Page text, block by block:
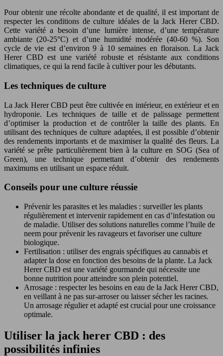
Pour obtenir une récolte abondante et de qualité, il est important de
respecter les conditions de culture idéales de la Jack Herer CBD.
Cette variété a besoin d’une lumière intense, d’une température
ambiante (20-25°C) et d’une humidité modérée (40-60 %). Son
cycle de vie est d’environ 9 à 10 semaines en floraison. La Jack
Herer CBD est une variété robuste et résistante aux conditions
climatiques, ce qui la rend facile à cultiver pour les débutants.
Les techniques de culture
La Jack Herer CBD peut être cultivée en intérieur, en extérieur et en
hydroponie. Les techniques de taille et de palissage permettent
d’optimiser la production et de contrôler la taille des plants. En
utilisant des techniques de culture adaptées, il est possible d’obtenir
des rendements importants et de maximiser la qualité des fleurs. La
variété se prête particulièrement bien à la culture en SOG (Sea of
Green), une technique permettant d’obtenir des rendements
maximums en utilisant un espace réduit.
Conseils pour une culture réussie
Prévenir les parasites et les maladies : surveiller les plants
régulièrement et intervenir rapidement en cas d’infestation ou
de maladie. Utiliser des solutions naturelles comme l’huile de
neem pour prévenir les ravageurs et favoriser une culture
biologique.
Fertilisation : utiliser des engrais spécifiques au cannabis et
adapter la dose en fonction des besoins de la plante. La Jack
Herer CBD est une variété gourmande qui nécessite une
bonne nutrition pour atteindre son plein potentiel.
Arrosage : respecter les besoins en eau de la Jack Herer CBD,
en veillant à ne pas sur-arroser ou laisser sécher les racines.
Un arrosage régulier et adapté est crucial pour une croissance
optimale.
Utiliser la jack herer CBD : des
possibilités infinies